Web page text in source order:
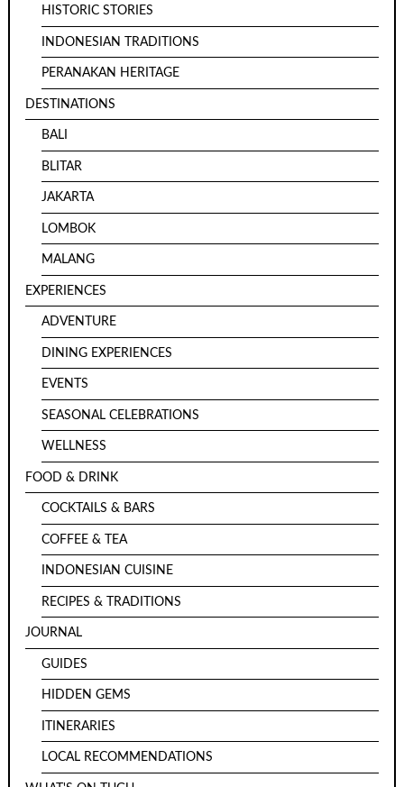
HISTORIC STORIES
INDONESIAN TRADITIONS
PERANAKAN HERITAGE
DESTINATIONS
BALI
BLITAR
JAKARTA
LOMBOK
MALANG
EXPERIENCES
ADVENTURE
DINING EXPERIENCES
EVENTS
SEASONAL CELEBRATIONS
WELLNESS
FOOD & DRINK
COCKTAILS & BARS
COFFEE & TEA
INDONESIAN CUISINE
RECIPES & TRADITIONS
JOURNAL
GUIDES
HIDDEN GEMS
ITINERARIES
LOCAL RECOMMENDATIONS